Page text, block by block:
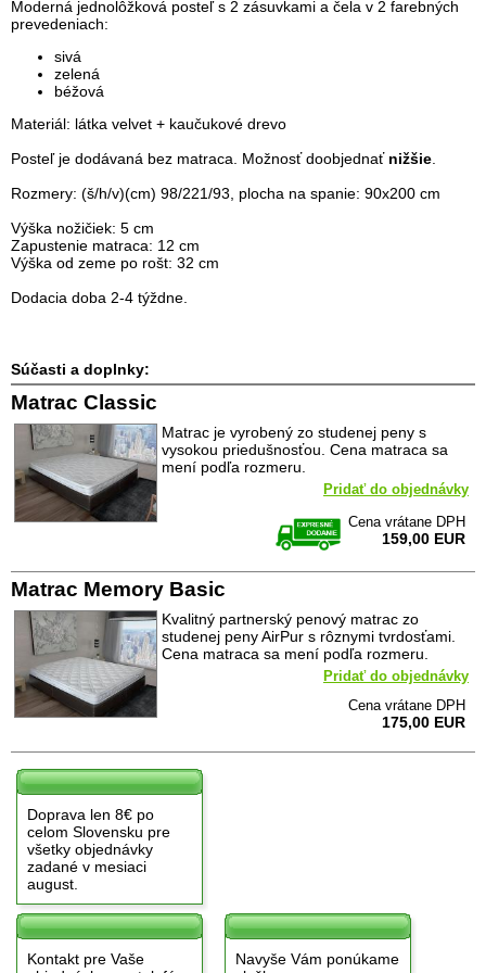
Moderná jednolôžková posteľ s 2 zásuvkami a čela v 2 farebných
prevedeniach:
sivá
zelená
béžová
Materiál: látka velvet + kaučukové drevo
Posteľ je dodávaná bez matraca. Možnosť doobjednať nižšie
Rozmery: (š/h/v)(cm) 98/221/93, plocha na spanie: 90x200 cm
Výška nožičiek: 5 cm
Zapustenie matraca: 12 cm
Výška od zeme po rošt: 32 cm
Dodacia doba 2-4 týždne.
Súčasti a doplnky:
Matrac Classic
Matrac je vyrobený zo studenej peny s
vysokou priedušnosťou. Cena matraca sa
mení podľa rozmeru.
Pridať do objednávky
Cena vrátane DPH
159,00 EUR
Matrac Memory Basic
Kvalitný partnerský penový matrac zo
studenej peny AirPur s rôznymi tvrdosťami.
Cena matraca sa mení podľa rozmeru.
Pridať do objednávky
Cena vrátane DPH
175,00 EUR
Doprava len 8€ po
celom Slovensku pre
všetky objednávky
zadané v mesiaci
august.
Kontakt pre Vaše
Navyše Vám ponúkame